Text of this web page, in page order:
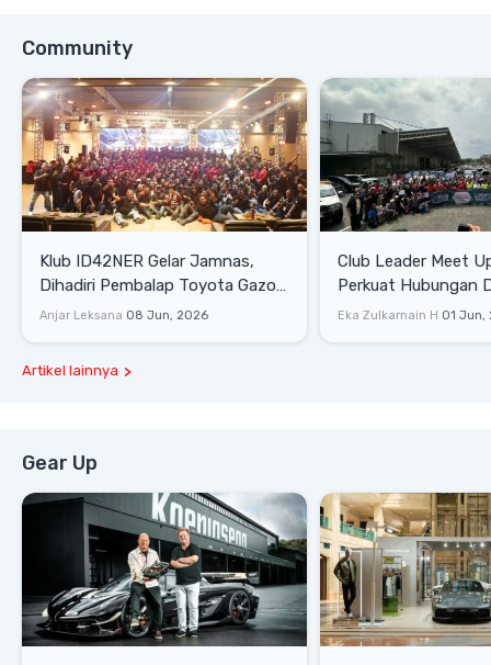
Community
Klub ID42NER Gelar Jamnas,
Dihadiri Pembalap Toyota Gazoo
Racing
Anjar Leksana 08 Jun, 2026
Club Leader Meet
Perkuat Hubungan
Dengan Komunitas
Eka Zulkarnain H 01 Jun,
Artikel lainnya
Gear Up